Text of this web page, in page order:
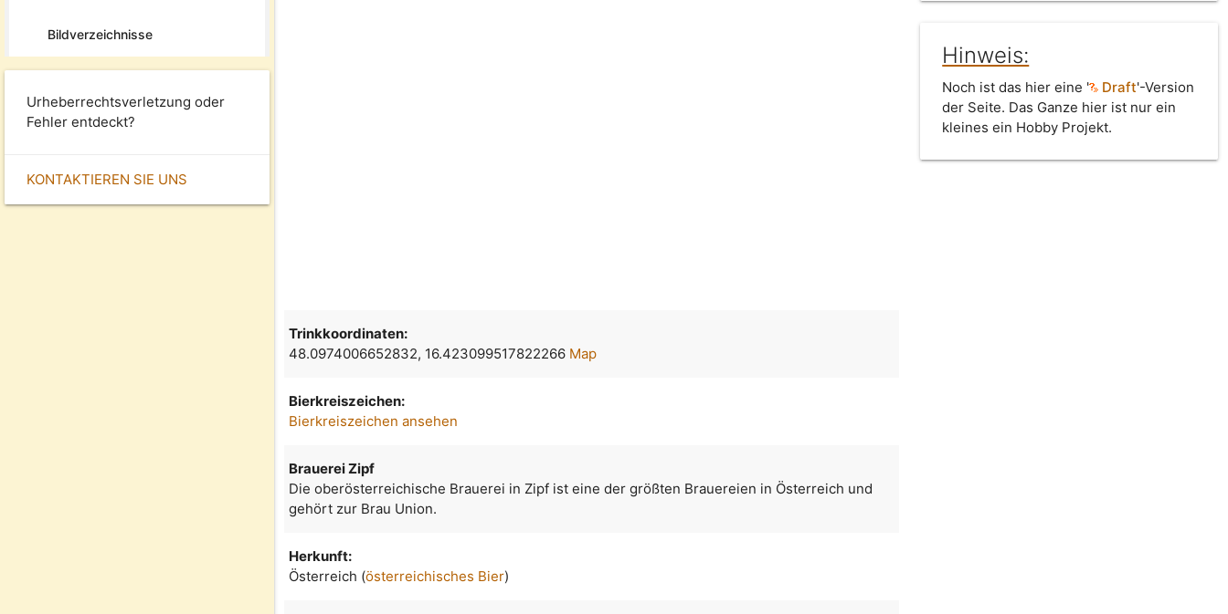
Bildverzeichnisse
Urheberrechtsverletzung oder
Fehler entdeckt?
KONTAKTIEREN SIE UNS
Hinweis:
Noch ist das hier eine ' Draft'-Version
der Seite. Das Ganze hier ist nur ein
kleines ein Hobby Projekt.
Trinkkoordinaten:
48.0974006652832, 16.423099517822266 Map
Bierkreiszeichen:
Bierkreiszeichen ansehen
Brauerei Zipf
Die oberösterreichische Brauerei in Zipf ist eine der größten Brauereien in Österreich und
gehört zur Brau Union.
Herkunft:
Österreich (österreichisches Bier)